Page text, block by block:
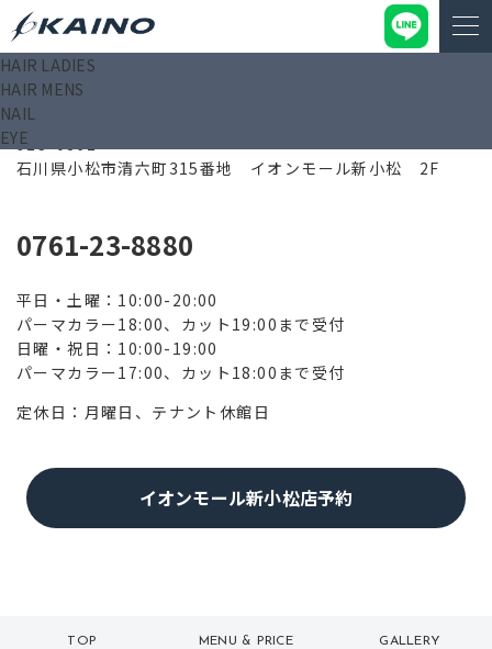
HAIR LADIES
HAIR MENS
NAIL
EYE
イオンモール新小松店
923-0862
石川県小松市清六町315番地 イオンモール新小松 2F
0761-23-8880
平日・土曜：10:00-20:00
パーマカラー18:00、カット19:00まで受付
日曜・祝日：10:00-19:00
パーマカラー17:00、カット18:00まで受付
定休日：月曜日、テナント休館日
イオンモール新小松店予約
TOP MENU & PRICE GALLERY